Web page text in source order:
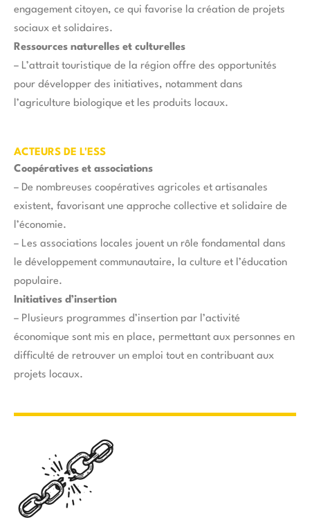
engagement citoyen, ce qui favorise la création de projets
sociaux et solidaires.
Ressources naturelles et culturelles
– L’attrait touristique de la région offre des opportunités
pour développer des initiatives, notamment dans
l’agriculture biologique et les produits locaux.
ACTEURS DE L'ESS
Coopératives et associations
– De nombreuses coopératives agricoles et artisanales
existent, favorisant une approche collective et solidaire de
l’économie.
– Les associations locales jouent un rôle fondamental dans
le développement communautaire, la culture et l’éducation
populaire.
Initiatives d’insertion
– Plusieurs programmes d’insertion par l’activité
économique sont mis en place, permettant aux personnes en
difficulté de retrouver un emploi tout en contribuant aux
projets locaux.